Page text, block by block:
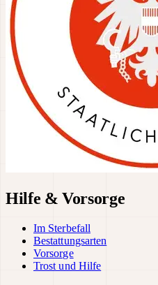
Hilfe & Vorsorge
Im Sterbefall
Bestattungsarten
Vorsorge
Trost und Hilfe